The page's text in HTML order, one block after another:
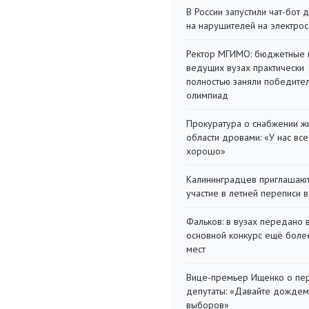
В России запустили чат-бот
на нарушителей на
Ректор МГИМО: бюджетные
ведущих вузах практически
полностью заняли
олимпиад
Прокуратура о снабжении
области дровами: «У нас
хорошо»
Калининградцев
участие в летней переписи
Фальков: в вузах передано
основной конкурс ещё
мест
Вице-премьер Ищенко о
депутаты: «Давайте
выборов»